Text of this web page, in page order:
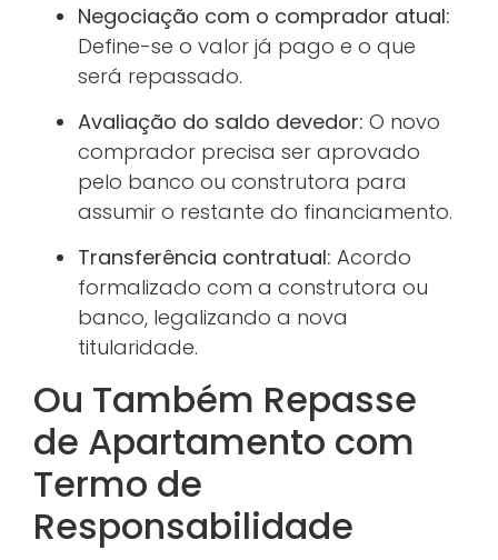
Negociação com o comprador atual:
Define-se o valor já pago e o que
será repassado.
Avaliação do saldo devedor: O novo
comprador precisa ser aprovado
pelo banco ou construtora para
assumir o restante do financiamento.
Transferência contratual: Acordo
formalizado com a construtora ou
banco, legalizando a nova
titularidade.
Ou Também Repasse
de Apartamento com
Termo de
Responsabilidade